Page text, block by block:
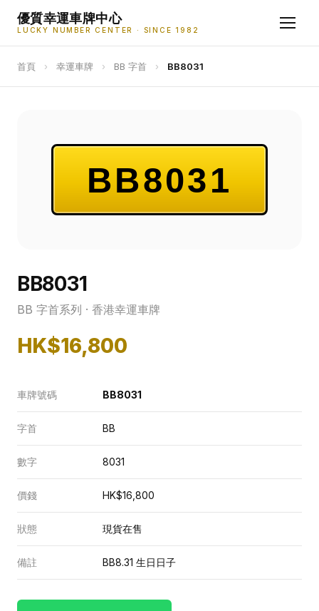
優質幸運車牌中心
LUCKY NUMBER CENTER · SINCE 1982
首頁 › 幸運車牌 › BB 字首 › BB8031
BB8031
BB8031
BB 字首系列 · 香港幸運車牌
HK$16,800
車牌號碼 BB8031
字首 BB
數字 8031
價錢 HK$16,800
狀態 現貨在售
備註 BB8.31 生日日子